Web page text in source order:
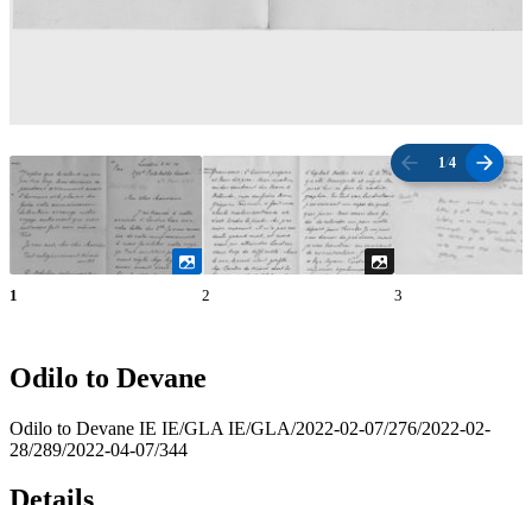
1 /4
1 2 3
Odilo to Devane
Odilo to Devane IE IE/GLA IE/GLA/2022-02-07/276/2022-02-
28/289/2022-04-07/344